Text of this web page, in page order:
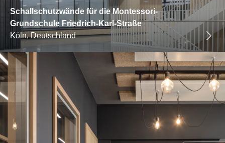
Schallschutzwände für die Montessori-
Grundschule Friedrich-Karl-Straße
Köln, Deutschland